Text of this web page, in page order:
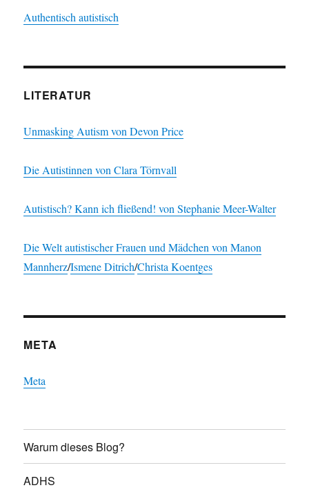
Authentisch autistisch
LITERATUR
Unmasking Autism von Devon Price
Die Autistinnen von Clara Törnvall
Autistisch? Kann ich fließend! von Stephanie Meer-Walter
Die Welt autistischer Frauen und Mädchen vonManon
Mannherz/Ismene Ditrich/Christa Koentges
META
Meta
Warum dieses Blog?
ADHS